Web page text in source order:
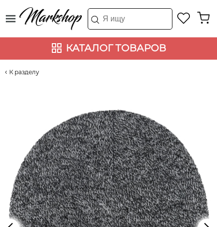
КАТАЛОГ ТОВАРОВ
К разделу